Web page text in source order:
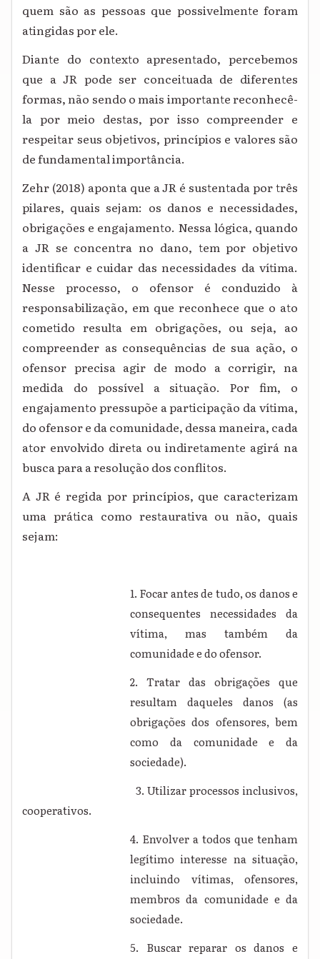
quem são as pessoas que possivelmente foram
atingidas por ele.
Diante do contexto apresentado, percebemos
que a JR pode ser conceituada de diferentes
formas, não sendo o mais importante reconhecê-
la por meio destas, por isso compreender e
respeitar seus objetivos, princípios e valores são
de fundamental importância.
Zehr (2018) aponta que a JR é sustentada por três
pilares, quais sejam: os danos e necessidades,
obrigações e engajamento. Nessa lógica, quando
a JR se concentra no dano, tem por objetivo
identificar e cuidar das necessidades da vítima.
Nesse processo, o ofensor é conduzido à
responsabilização, em que reconhece que o ato
cometido resulta em obrigações, ou seja, ao
compreender as consequências de sua ação, o
ofensor precisa agir de modo a corrigir, na
medida do possível a situação. Por fim, o
engajamento pressupõe a participação da vítima,
do ofensor e da comunidade, dessa maneira, cada
ator envolvido direta ou indiretamente agirá na
busca para a resolução dos conflitos.
A JR é regida por princípios, que caracterizam
uma prática como restaurativa ou não, quais
sejam:
1. Focar antes de tudo, os danos e
consequentes necessidades da
vítima, mas também da
comunidade e do ofensor.
2. Tratar das obrigações que
resultam daqueles danos (as
obrigações dos ofensores, bem
como da comunidade e da
sociedade).
3. Utilizar processos inclusivos,
cooperativos.
4. Envolver a todos que tenham
legítimo interesse na situação,
incluindo vítimas, ofensores,
membros da comunidade e da
sociedade.
5. Buscar reparar os danos e